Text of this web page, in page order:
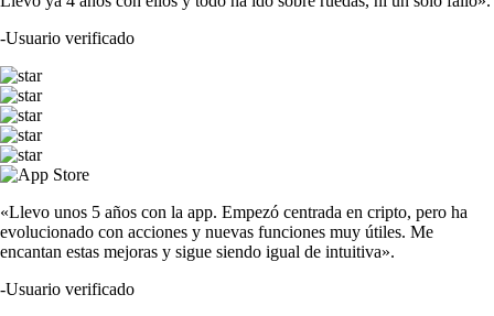
-Usuario verificado
«Llevo unos 5 años con la app. Empezó centrada en cripto, pero ha
evolucionado con acciones y nuevas funciones muy útiles. Me
encantan estas mejoras y sigue siendo igual de intuitiva».
-Usuario verificado